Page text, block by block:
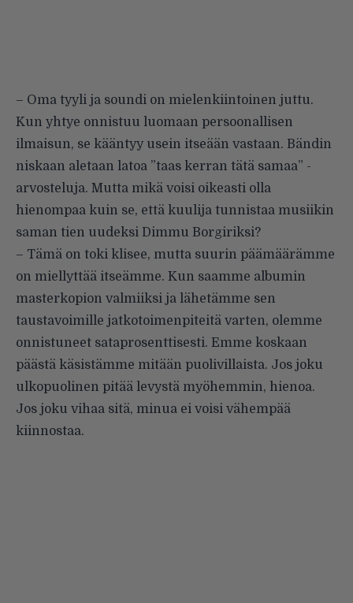
– Oma tyyli ja soundi on mielenkiintoinen juttu.
Kun yhtye onnistuu luomaan persoonallisen
ilmaisun, se kääntyy usein itseään vastaan. Bändin
niskaan aletaan latoa ”taas kerran tätä samaa” -
arvosteluja. Mutta mikä voisi oikeasti olla
hienompaa kuin se, että kuulija tunnistaa musiikin
saman tien uudeksi Dimmu Borgiriksi?
– Tämä on toki klisee, mutta suurin päämäärämme
on miellyttää itseämme. Kun saamme albumin
masterkopion valmiiksi ja lähetämme sen
taustavoimille jatkotoimenpiteitä varten, olemme
onnistuneet sataprosenttisesti. Emme koskaan
päästä käsistämme mitään puolivillaista. Jos joku
ulkopuolinen pitää levystä myöhemmin, hienoa.
Jos joku vihaa sitä, minua ei voisi vähempää
kiinnostaa.